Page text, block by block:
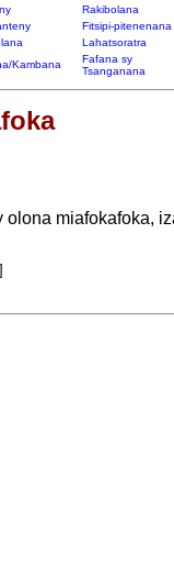
Rakibolana
Fitsipi-pitenenana
Lahatsoratra
Kambana
Fafana sy
Tsanganana
miafokafoka,